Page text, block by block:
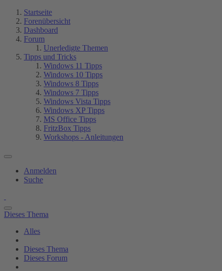
Startseite
Forenübersicht
Dashboard
Forum
Unerledigte Themen
Tipps und Tricks
Windows 11 Tipps
Windows 10 Tipps
Windows 8 Tipps
Windows 7 Tipps
Windows Vista Tipps
Windows XP Tipps
MS Office Tipps
FritzBox Tipps
Workshops - Anleitungen
Anmelden
Suche
Dieses Thema
Alles
Dieses Thema
Dieses Forum